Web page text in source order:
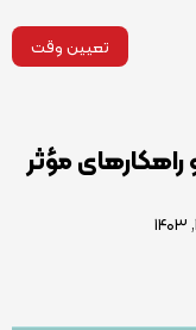
تعیین وقت
مؤثر